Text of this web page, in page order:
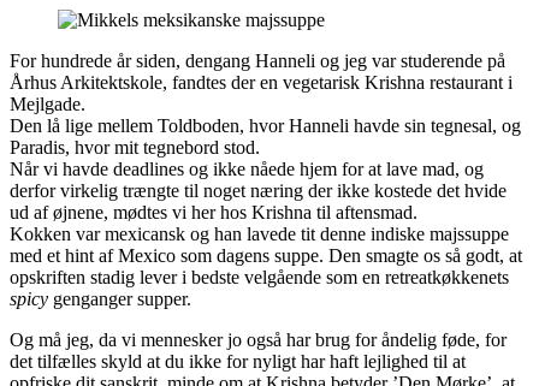
For hundrede år siden, dengang Hanneli og jeg var studerende på
Århus Arkitektskole, fandtes der en vegetarisk Krishna restaurant i
Mejlgade.
Den lå lige mellem Toldboden, hvor Hanneli havde sin tegnesal, og
Paradis, hvor mit tegnebord stod.
Når vi havde deadlines og ikke nåede hjem for at lave mad, og
derfor virkelig trængte til noget næring der ikke kostede det hvide
ud af øjnene, mødtes vi her hos Krishna til aftensmad.
Kokken var mexicansk og han lavede tit denne indiske majssuppe
med et hint af Mexico som dagens suppe. Den smagte os så godt, at
opskriften stadig lever i bedste velgående som en retreatkøkkenets
spicy genganger supper.
Og må jeg, da vi mennesker jo også har brug for åndelig føde, for
det tilfælles skyld at du ikke for nyligt har haft lejlighed til at